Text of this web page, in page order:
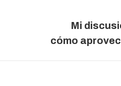
Publicación
siguiente:
Mi
cómo